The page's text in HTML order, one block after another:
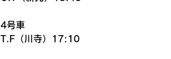
4号車
T.F（川寺）17:10